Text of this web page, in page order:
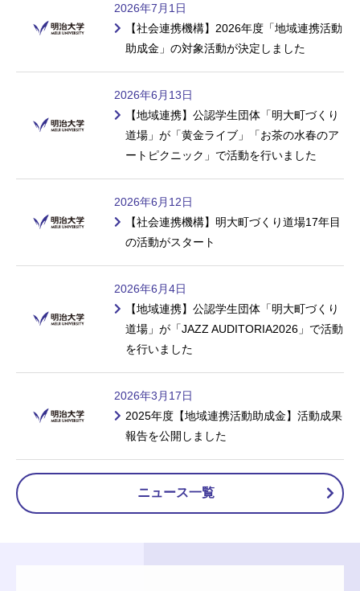
2026年7月1日
【社会連携機構】2026年度「地域連携活動
助成金」の対象活動が決定しました
2026年6月13日
【地域連携】公認学生団体「明大町づくり
道場」が「黄金ライブ」「お茶の水春のア
ートピクニック」で活動を行いました
2026年6月12日
【社会連携機構】明大町づくり道場17年目
の活動がスタート
2026年6月4日
【地域連携】公認学生団体「明大町づくり
道場」が「JAZZ AUDITORIA2026」で活動
を行いました
2026年3月17日
2025年度【地域連携活動助成金】活動成果
報告を公開しました
ニュース一覧